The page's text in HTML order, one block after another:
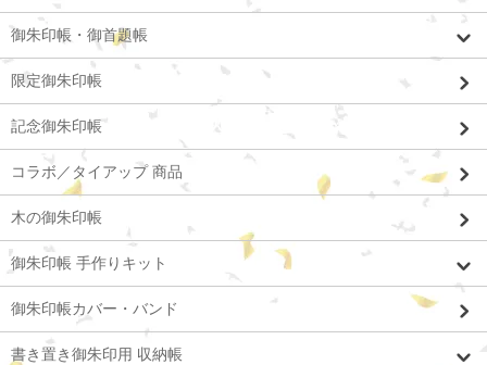
御朱印帳・御首題帳
限定御朱印帳
記念御朱印帳
コラボ／タイアップ 商品
木の御朱印帳
御朱印帳 手作りキット
御朱印帳カバー・バンド
書き置き御朱印用 収納帳